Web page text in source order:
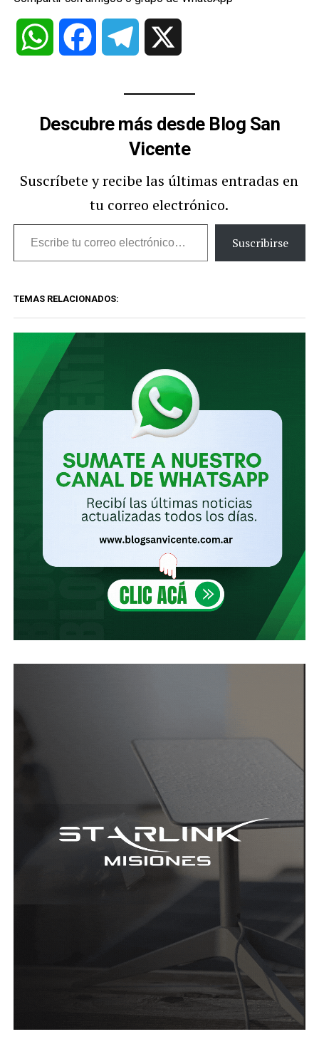
WhatsApp Facebook Telegram
Descubre más desde Blog San
Vicente
Suscríbete y recibe las últimas entradas en
tu correo electrónico.
Escribe
tu
electrónico…
Suscribirse
TEMAS RELACIONADOS: